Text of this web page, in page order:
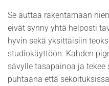
Se auttaa rakentamaan
eivät synny yhtä helposti
hyvin sekä yksittäisiin
studiokäyttöön. Kahden
sävylle tasapainoa ja
puhtaana että